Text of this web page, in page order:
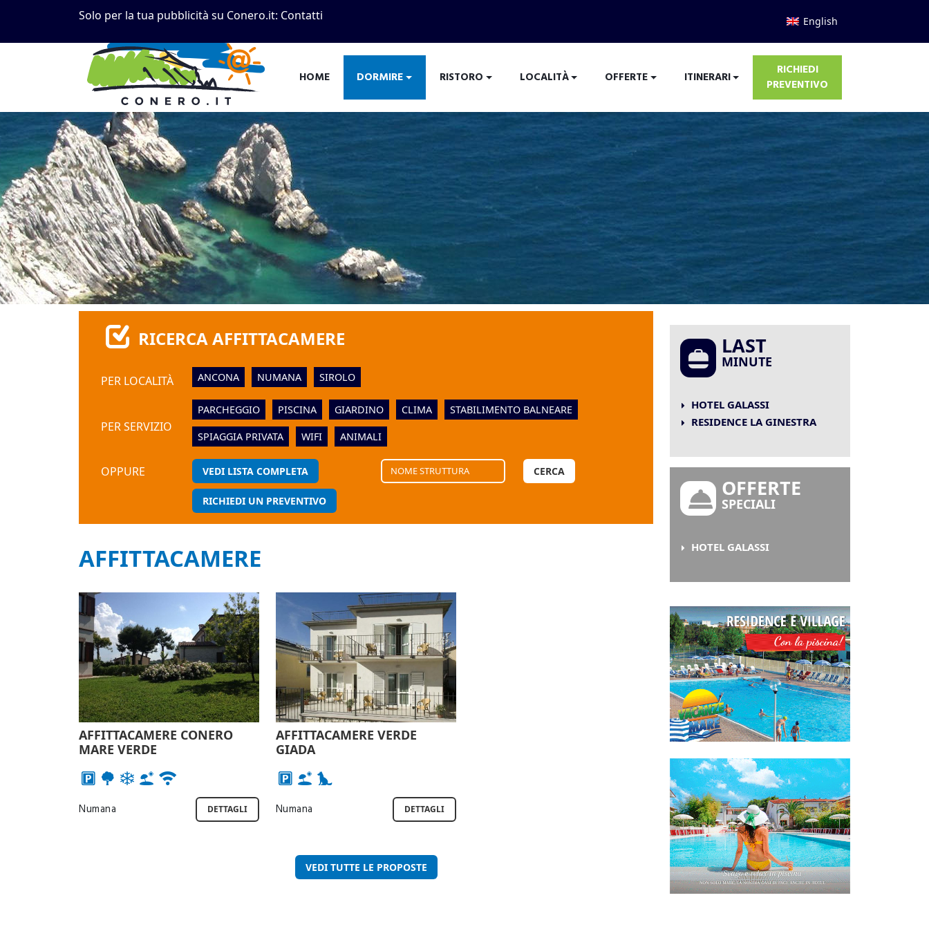
Solo per la tua pubblicità su Conero.it: Contatti English
HOME DORMIRE RISTORO LOCALITÀ OFFERTE ITINERARI
RICHIEDI
PREVENTIVO
RICERCA AFFITTACAMERE
PER LOCALITÀ ANCONA NUMANA SIROLO
PER SERVIZIO
PARCHEGGIO PISCINA GIARDINO CLIMA STABILIMENTO BALNEARE
SPIAGGIA PRIVATA WIFI ANIMALI
OPPURE VEDI LISTA COMPLETA CERCA
RICHIEDI UN PREVENTIVO
AFFITTACAMERE
AFFITTACAMERE CONERO
MARE VERDE
Numana DETTAGLI
AFFITTACAMERE VERDE
GIADA
Numana DETTAGLI
VEDI TUTTE LE PROPOSTE
LAST
MINUTE
HOTEL GALASSI
RESIDENCE LA GINESTRA
OFFERTE
SPECIALI
HOTEL GALASSI